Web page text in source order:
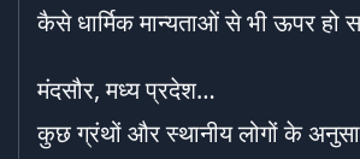
कैसे धार्मिक मान्यताओं से भी ऊपर हो
मंदसौर, मध्य प्रदेश…
कुछ ग्रंथों और स्थानीय लोगों के